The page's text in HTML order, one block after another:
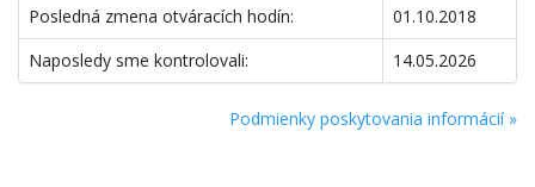
Posledná zmena otváracích hodín:
01.10.2018
Naposledy sme kontrolovali:
14.05.2026
Podmienky poskytovania informácií »